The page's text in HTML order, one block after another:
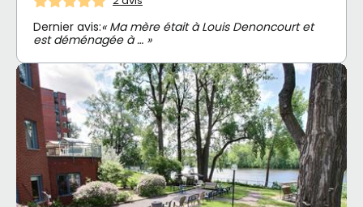
Dernier avis:« Ma mère était à Louis Denoncourt et
est déménagée à … »